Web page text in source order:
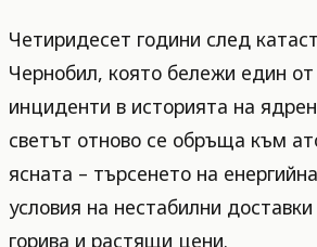
Четиридесет години след
Чернобил, която бележи един
инциденти в историята на
светът отново се обръща към
ясната – търсенето на
условия на нестабилни
горива и растящи цени.